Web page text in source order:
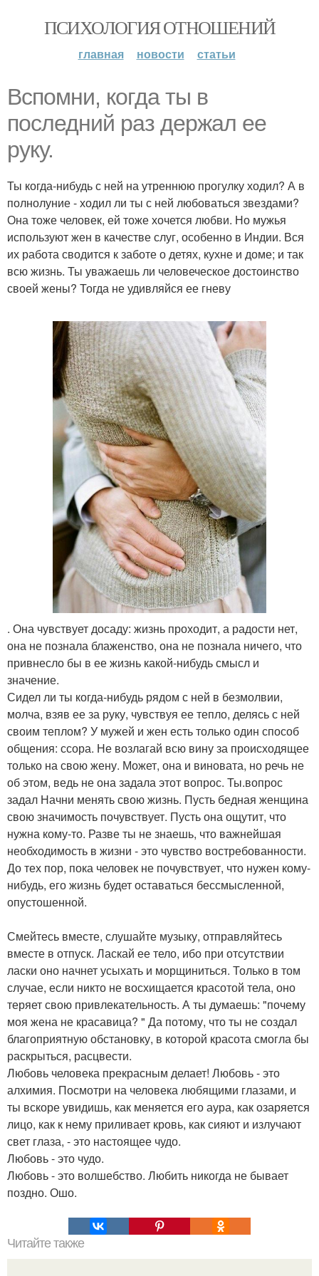
ПСИХОЛОГИЯ ОТНОШЕНИЙ
главная новости статьи
Вспомни, когда ты в
последний раз держал ее
руку.
Ты когда-нибудь с ней на утреннюю прогулку ходил? А в
полнолуние - ходил ли ты с ней любоваться звездами?
Она тоже человек, ей тоже хочется любви. Но мужья
используют жен в качестве слуг, особенно в Индии. Вся
их работа сводится к заботе о детях, кухне и доме; и так
всю жизнь. Ты уважаешь ли человеческое достоинство
своей жены? Тогда не удивляйся ее гневу
. Она чувствует досаду: жизнь проходит, а радости нет,
она не познала блаженство, она не познала ничего, что
привнесло бы в ее жизнь какой-нибудь смысл и
значение.
Сидел ли ты когда-нибудь рядом с ней в безмолвии,
молча, взяв ее за руку, чувствуя ее тепло, делясь с ней
своим теплом? У мужей и жен есть только один способ
общения: ссора. Не возлагай всю вину за происходящее
только на свою жену. Может, она и виновата, но речь не
об этом, ведь не она задала этот вопрос. Ты.вопрос
задал Начни менять свою жизнь. Пусть бедная женщина
свою значимость почувствует. Пусть она ощутит, что
нужна кому-то. Разве ты не знаешь, что важнейшая
необходимость в жизни - это чувство востребованности.
До тех пор, пока человек не почувствует, что нужен кому-
нибудь, его жизнь будет оставаться бессмысленной,
опустошенной.
Смейтесь вместе, слушайте музыку, отправляйтесь
вместе в отпуск. Ласкай ее тело, ибо при отсутствии
ласки оно начнет усыхать и морщиниться. Только в том
случае, если никто не восхищается красотой тела, оно
теряет свою привлекательность. А ты думаешь: "почему
моя жена не красавица? " Да потому, что ты не создал
благоприятную обстановку, в которой красота смогла бы
раскрыться, расцвести.
Любовь человека прекрасным делает! Любовь - это
алхимия. Посмотри на человека любящими глазами, и
ты вскоре увидишь, как меняется его аура, как озаряется
лицо, как к нему приливает кровь, как сияют и излучают
свет глаза, - это настоящее чудо.
Любовь - это чудо.
Любовь - это волшебство. Любить никогда не бывает
поздно. Ошо.
Читайте также